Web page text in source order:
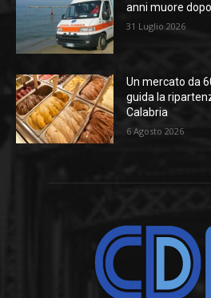
anni muore
31 Luglio 2026
Un mercato da
guida la
Calabria
6 Agosto 2026